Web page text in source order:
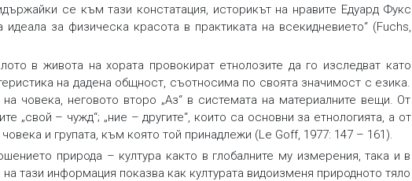
се към тази констатация, историкът на нравите Едуард Фукс
за физическа красота в практиката на всекидневието“ (Fuchs,
в живота на хората провокират етнолозите да го изследват като
на дадена общност, съотносима по своята значимост с езика.
човека, неговото второ „Аз“ в системата на материалните вещи. От
„свой – чужд“; „ние – другите“, които са основни за етнологията, а от
и групата, към която той принадлежи (Le Goff, 1977: 147 – 161).
природа – култура както в глобалните му измерения, така и в
тази информация показва как културата видоизменя природното тяло